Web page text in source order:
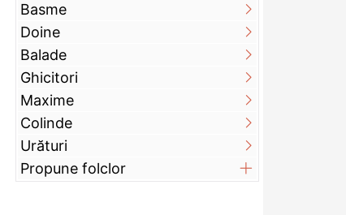
Basme
Doine
Balade
Ghicitori
Maxime
Colinde
Urături
Propune folclor